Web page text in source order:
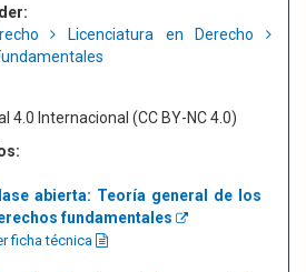
Licenciatura en Derecho
4.0 Internacional (CC BY-NC 4.0)
abierta: Teoría general de los
fundamentales
ficha técnica